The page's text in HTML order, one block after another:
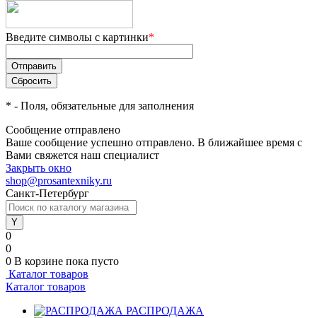
Введите символы с картинки*
* - Поля, обязательные для заполнения
Сообщение отправлено
Ваше сообщение успешно отправлено. В ближайшее время с
Вами свяжется наш специалист
Закрыть окно
shop@prosantexniky.ru
Санкт-Петербург
0
0
0 В корзине пока пусто
Каталог товаров
Каталог товаров
РАСПРОДАЖА